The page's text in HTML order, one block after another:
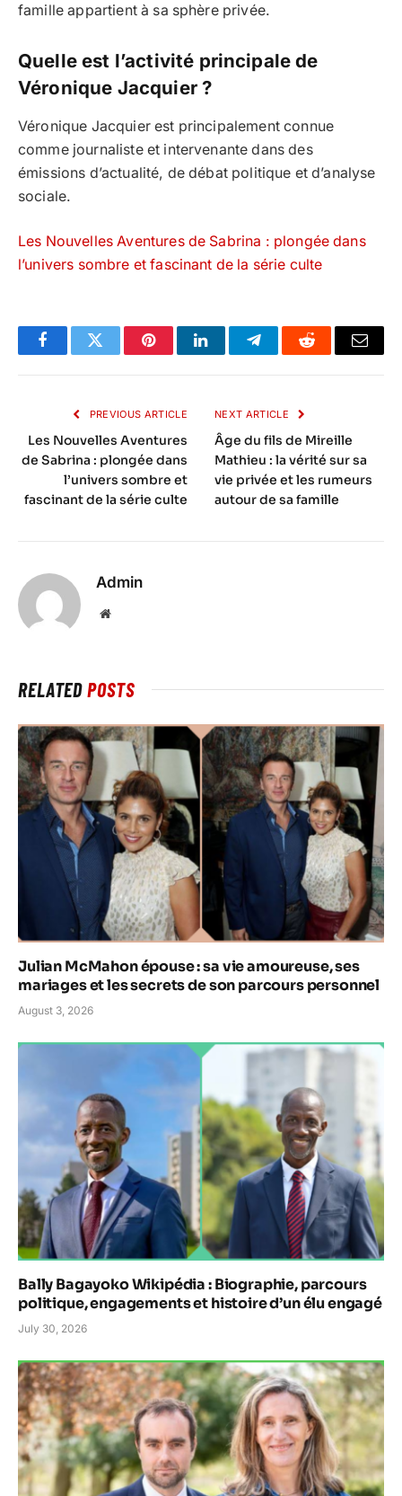
famille appartient à sa sphère privée.
Quelle est l’activité principale de
Véronique Jacquier ?
Véronique Jacquier est principalement connue
comme journaliste et intervenante dans des
émissions d’actualité, de débat politique et d’analyse
sociale.
Les Nouvelles Aventures de Sabrina : plongée dans
l’univers sombre et fascinant de la série culte
FacebookTwitter PinterestLinkedInTelegramReddit Email
PREVIOUS ARTICLE
Les Nouvelles Aventures
de Sabrina : plongée dans
l’univers sombre et
fascinant de la série culte
NEXT ARTICLE
Âge du fils de Mireille
Mathieu : la vérité sur sa
vie privée et les rumeurs
autour de sa famille
Admin
Website
RELATEDPOSTS
Julian McMahon épouse : sa vie amoureuse, ses
mariages et les secrets de son parcours personnel
August 3, 2026
Bally Bagayoko Wikipédia : Biographie, parcours
politique, engagements et histoire d’un élu engagé
July 30, 2026